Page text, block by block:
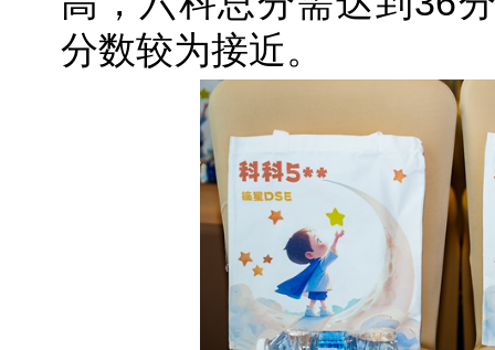
分数较为接近。